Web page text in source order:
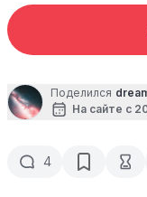
Поделился
На сайте с
4